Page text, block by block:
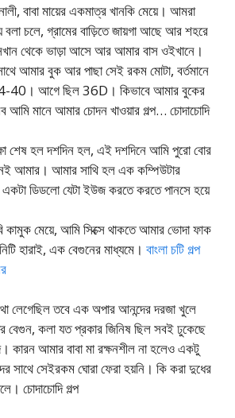
বাবা মায়ের একমাত্র খানকি মেয়ে। আমরা
বলা চলে, গ্রামের বাড়িতে জায়গা আছে আর শহরে
থেকে ভাড়া আসে আর আমার বাস ওইখানে।
আমার বুক আর পাছা সেই রকম মোটা, বর্তমানে
আগে ছিল 36D। কিভাবে আমার বুকের
আমি মানে আমার চোদন খাওয়ার গল্প… চোদাচোদি
শেষ হল দশদিন হল, এই দশদিনে আমি পুরো বোর
আমার। আমার সাথি হল এক কম্পিউটার
একটা ডিডলো যেটা ইউজ করতে করতে পানসে হয়ে
কামুক মেয়ে, আমি সিক্সে থাকতে আমার ভোদা ফাক
হারাই, এক বেগুনের মাধ্যমে। বাংলা চটি গল্প
লেগেছিল তবে এক অপার আনন্দের দরজা খুলে
বেগুন, কলা যত প্রকার জিনিষ ছিল সবই ঢুকেছে
কারন আমার বাবা মা রক্ষনশীল না হলেও একটু
সাথে সেইরকম ঘোরা ফেরা হয়নি। কি করা দুধের
চোদাচোদি গল্প